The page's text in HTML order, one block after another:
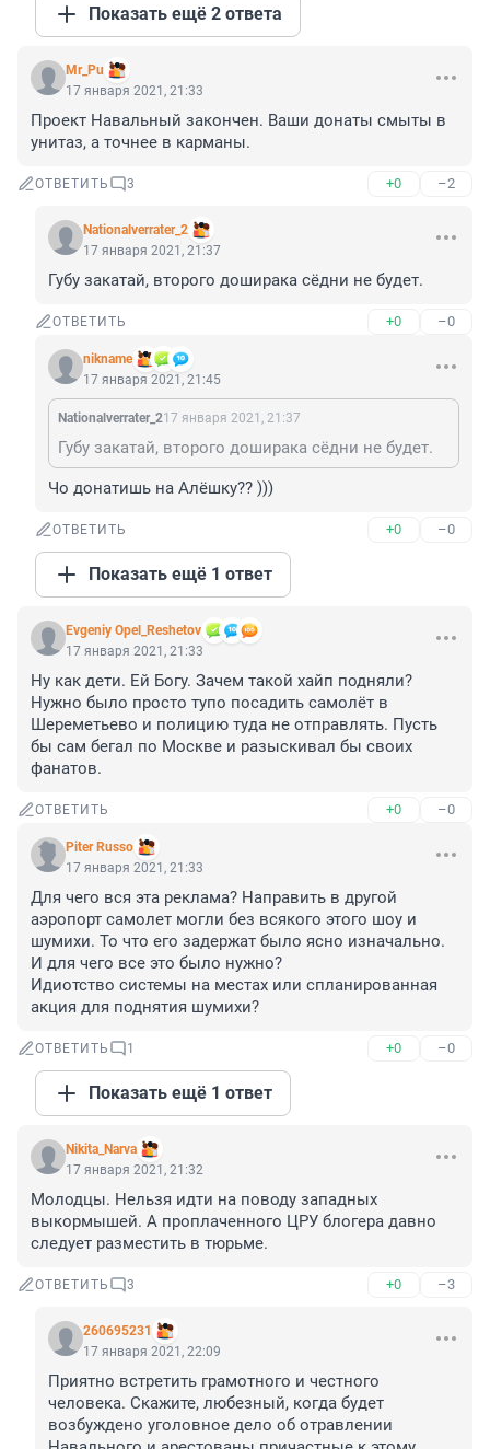
Показать ещё 2 ответа
Mr_Pu
17 января 2021, 21:33
Проект Навальный закончен. Ваши донаты смыты в
унитаз, а точнее в карманы.
ОТВЕТИТЬ 3 +0 –2
Nationalverrater_2
17 января 2021, 21:37
Губу закатай, второго доширака сёдни не будет.
ОТВЕТИТЬ +0 –0
nikname
17 января 2021, 21:45
Nationalverrater_217 января 2021, 21:37
Губу закатай, второго доширака сёдни не будет.
Чо донатишь на Алёшку?? )))
ОТВЕТИТЬ +0 –0
Показать ещё 1 ответ
Evgeniy Opel_Reshetov
17 января 2021, 21:33
Ну как дети. Ей Богу. Зачем такой хайп подняли?
Нужно было просто тупо посадить самолёт в
Шереметьево и полицию туда не отправлять. Пусть
бы сам бегал по Москве и разыскивал бы своих
фанатов.
ОТВЕТИТЬ +0 –0
Piter Russo
17 января 2021, 21:33
Для чего вся эта реклама? Направить в другой
аэропорт самолет могли без всякого этого шоу и
шумихи. То что его задержат было ясно изначально.
И для чего все это было нужно?
Идиотство системы на местах или спланированная
акция для поднятия шумихи?
ОТВЕТИТЬ 1 +0 –0
Показать ещё 1 ответ
Nikita_Narva
17 января 2021, 21:32
Молодцы. Нельзя идти на поводу западных
выкормышей. А проплаченного ЦРУ блогера давно
следует разместить в тюрьме.
ОТВЕТИТЬ 3 +0 –3
260695231
17 января 2021, 22:09
Приятно встретить грамотного и честного
человека. Скажите, любезный, когда будет
возбуждено уголовное дело об отравлении